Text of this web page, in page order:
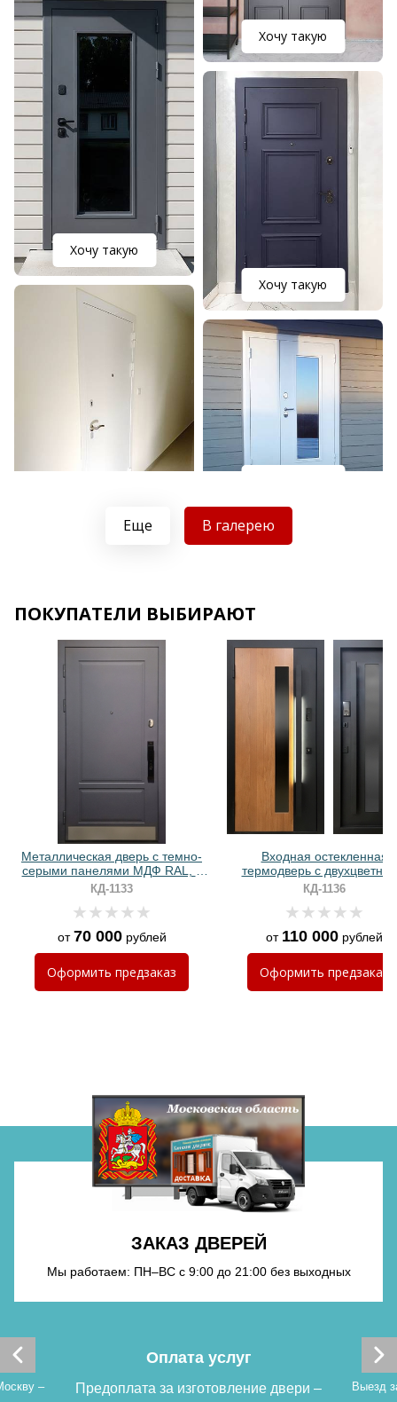
Хочу такую
Хочу такую
Хочу такую
Хочу такую
Хочу такую
Хочу такую
Хочу такую
Хочу такую
Еще В галерею
ПОКУПАТЕЛИ ВЫБИРАЮТ
Металлическая дверь с темно-
серыми панелями МДФ RAL, с
отбойником и биометрическим
замком
КД-1133
от70 000рублей
Оформить предзаказ
Входная остекленная
термодверь с
панелями МДФ и
ручкой с LED-подсветкой
КД-1136
от 110 000 рублей
Оформить предзаказ
ЗАКАЗ ДВЕРЕЙ
Мы работаем: ПН–ВС с 9:00 до 21:00 без выходных
–
Оплата услуг
Предоплата за изготовление двери –
Выезд